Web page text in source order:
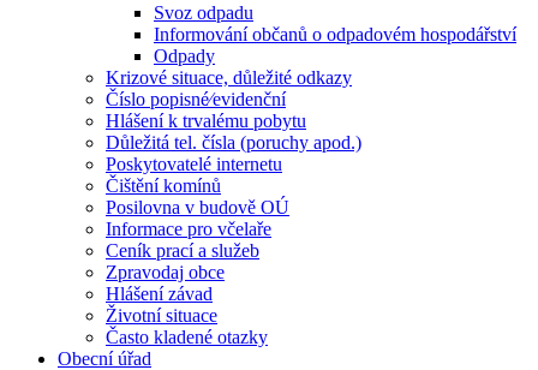
Svoz odpadu
Informování občanů o odpadovém hospodářství
Odpady
Krizové situace, důležité odkazy
Číslo popisné⁄evidenční
Hlášení k trvalému pobytu
Důležitá tel. čísla (poruchy apod.)
Poskytovatelé internetu
Čištění komínů
Posilovna v budově OÚ
Informace pro včelaře
Ceník prací a služeb
Zpravodaj obce
Hlášení závad
Životní situace
Často kladené otazky
Obecní úřad